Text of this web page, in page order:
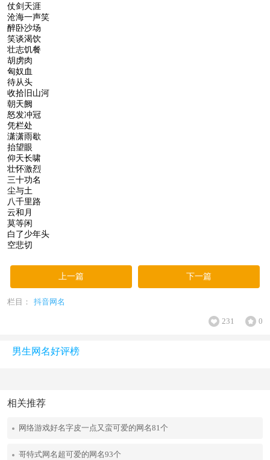
仗剑天涯
沧海一声笑
醉卧沙场
笑谈渴饮
壮志饥餐
胡虏肉
匈奴血
待从头
收拾旧山河
朝天阙
怒发冲冠
凭栏处
潇潇雨歇
抬望眼
仰天长啸
壮怀激烈
三十功名
尘与土
八千里路
云和月
莫等闲
白了少年头
空悲切
上一篇 下一篇
栏目： 抖音网名
231 0
男生网名好评榜
相关推荐
网络游戏好名字皮一点又蛮可爱的网名81个
哥特式网名超可爱的网名93个